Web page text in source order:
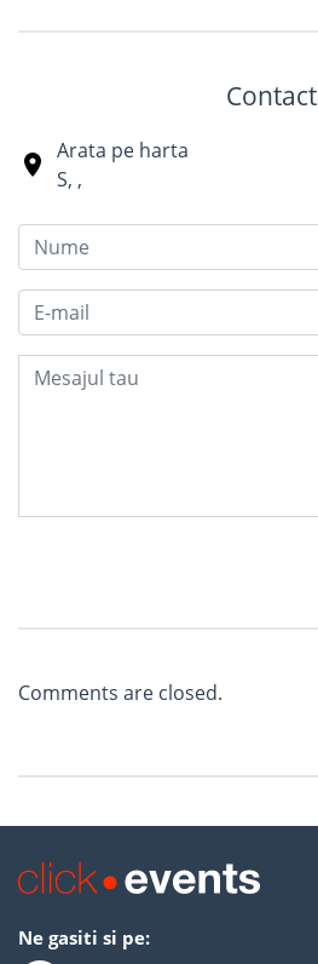
Contact
Arata pe harta
S, ,
Comments are closed.
Ne gasiti si pe: